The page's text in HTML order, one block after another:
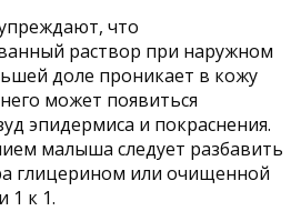
что
раствор при наружном
доле проникает в кожу
может появиться
эпидермиса и покраснения.
малыша следует разбавить
глицерином или очищенной
1 к 1.